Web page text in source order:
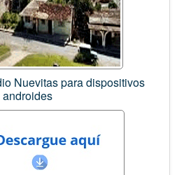
Nuevitas para dispositivos
androides